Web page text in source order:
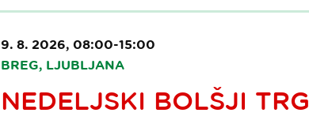
9. 8. 2026, 08:00-15:00
BREG, LJUBLJANA
NEDELJSKI BOLŠJI TRG